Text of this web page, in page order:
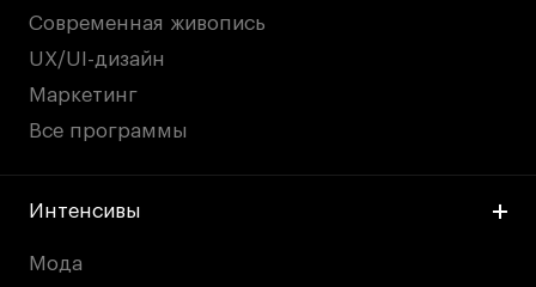
Современная живопись
UX/UI-дизайн
Маркетинг
Все программы
Интенсивы
Мода